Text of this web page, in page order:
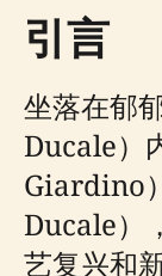
引言
坐落在郁
Ducale）
Giardino
Ducale）
艺复兴和